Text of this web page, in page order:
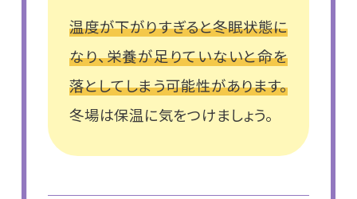
温度が下がりすぎると冬眠状態に
なり、栄養が足りていないと命を
落としてしまう可能性があります。
冬場は保温に気をつけましょう。